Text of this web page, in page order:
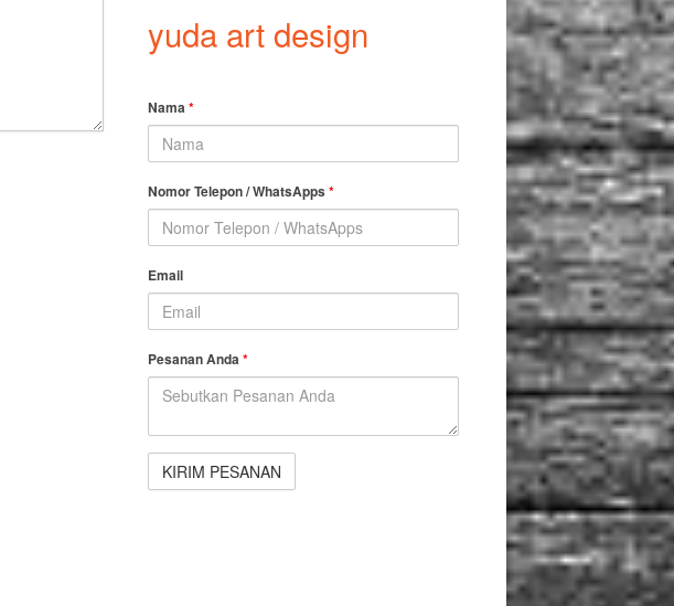
yuda art design
Nama*
Nomor Telepon / WhatsApps *
Email
Pesanan Anda*